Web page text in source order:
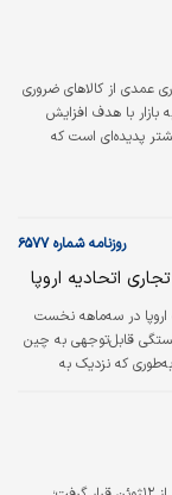
در زمان معامله نهایی با
خرید و فروش
تفاوت، مفهومی به نام
در بازار غلات صرفا
نیست، بلکه بازتاب
عمدی از کالاهای ضروری
بازار با هدف افزایش
پدیده‌ای است که
روزنامه شماره ۶۵۷۷
اتحادیه اروپا
اروپا در سه‌ماهه نخست
وابستگی قابل‌توجهی به چین
که نزدیک به